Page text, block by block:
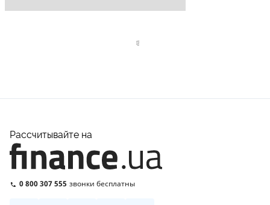
Рассчитывайте на
0 800 307 555 звонки бесплатны